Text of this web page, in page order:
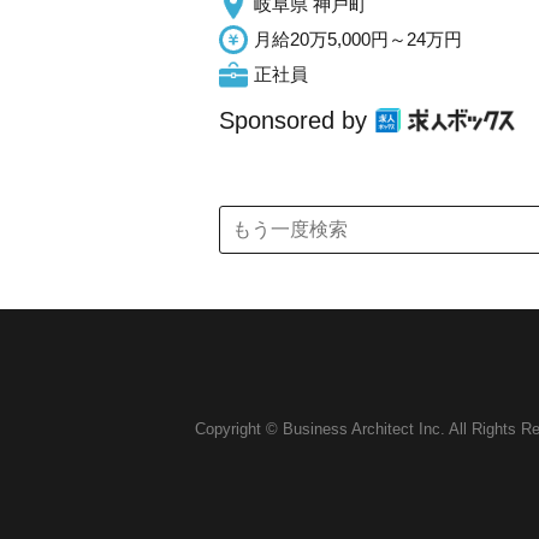
月給20万5,000円～24万円
正社員
Sponsored by
Copyright © Business Architect Inc. All Rights